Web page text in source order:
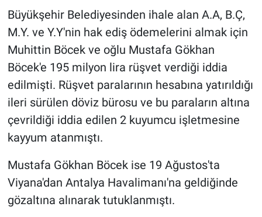
Büyükşehir Belediyesinden ihale alan A.A, B.Ç,
M.Y. ve Y.Y'nin hak ediş ödemelerini almak için
Muhittin Böcek ve oğlu Mustafa Gökhan
Böcek'e 195 milyon lira rüşvet verdiği iddia
edilmişti. Rüşvet paralarının hesabına yatırıldığı
ileri sürülen döviz bürosu ve bu paraların altına
çevrildiği iddia edilen 2 kuyumcu işletmesine
kayyum atanmıştı.
Mustafa Gökhan Böcek ise 19 Ağustos'ta
Viyana'dan Antalya Havalimanı'na geldiğinde
gözaltına alınarak tutuklanmıştı.